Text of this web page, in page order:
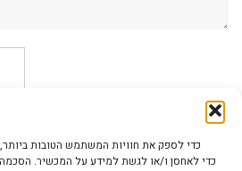
כדי לספק את חוויות המשתמש הטובות